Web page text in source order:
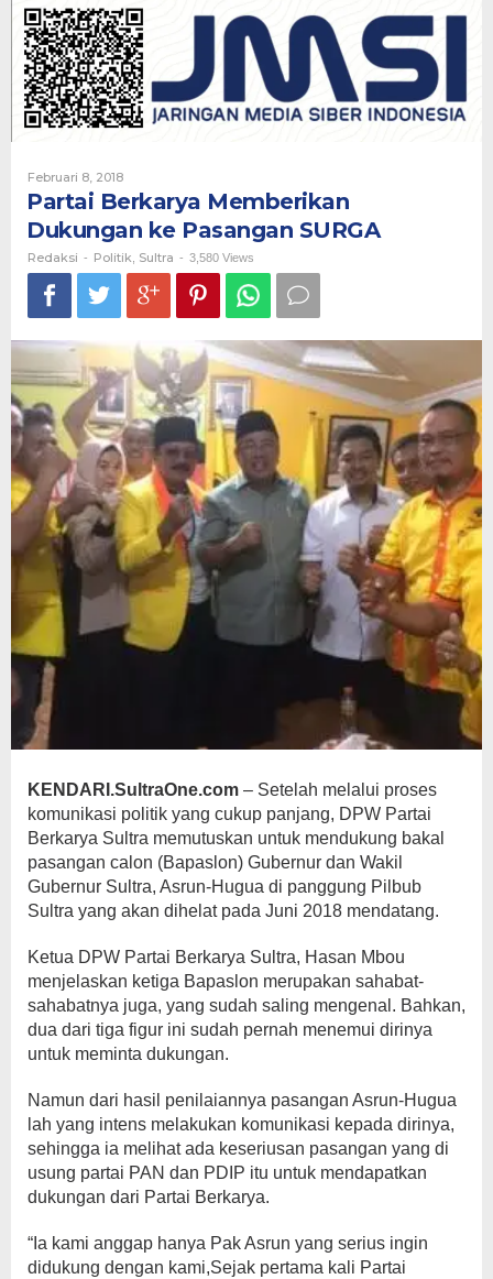
SURGA
Februari 8, 2018Oleh
Redaksi
Partai Berkarya Memberikan
Dukungan ke Pasangan SURGA
Redaksi - Politik Sultra - 3,580 Views
KENDARI.SultraOne.com – Setelah melalui proses
komunikasi politik yang cukup panjang, DPW Partai
Berkarya Sultra memutuskan untuk mendukung bakal
pasangan calon (Bapaslon) Gubernur dan Wakil
Gubernur Sultra, Asrun-Hugua di panggung Pilbub
Sultra yang akan dihelat pada Juni 2018 mendatang.
Ketua DPW Partai Berkarya Sultra, Hasan Mbou
menjelaskan ketiga Bapaslon merupakan sahabat-
sahabatnya juga, yang sudah saling mengenal. Bahkan,
dua dari tiga figur ini sudah pernah menemui dirinya
untuk meminta dukungan.
Namun dari hasil penilaiannya pasangan Asrun-Hugua
lah yang intens melakukan komunikasi kepada dirinya,
sehingga ia melihat ada keseriusan pasangan yang di
usung partai PAN dan PDIP itu untuk mendapatkan
dukungan dari Partai Berkarya.
“Ia kami anggap hanya Pak Asrun yang serius ingin
didukung dengan kami,Sejak pertama kali Partai